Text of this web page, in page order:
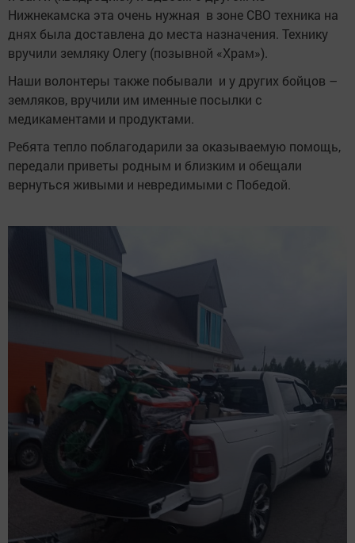
Нижнекамска эта очень нужная в зоне СВО техника на
днях была доставлена до места назначения. Технику
вручили земляку Олегу (позывной «Храм»).
Наши волонтеры также побывали и у других бойцов –
земляков, вручили им именные посылки с
медикаментами и продуктами.
Ребята тепло поблагодарили за оказываемую помощь,
передали приветы родным и близким и обещали
вернуться живыми и невредимыми с Победой.